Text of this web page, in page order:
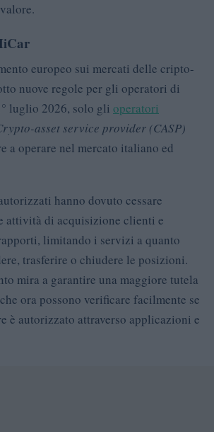
europeo sui mercati delle cripto-
nuove regole per gli operatori di
luglio 2026, solo gli operatori
asset service provider (CASP)
a operare nel mercato italiano ed
hanno dovuto cessare
attività di acquisizione clienti e
limitando i servizi a quanto
trasferire o chiudere le posizioni.
mira a garantire una maggiore tutela
ora possono verificare facilmente se
è autorizzato attraverso applicazioni e